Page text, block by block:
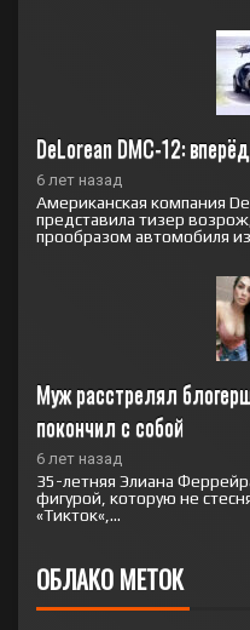
DeLorean DMC-12:
6 лет назад
Американская компания
представила тизер
прообразом автомобиля
Муж расстрелял
покончил с собой
6 лет назад
35-летняя Элиана
фигурой, которую не
«Тикток«,...
ОБЛАКО МЕТОК